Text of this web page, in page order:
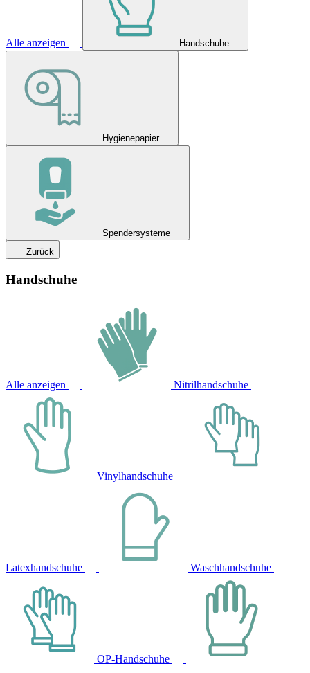
Alle anzeigen Handschuhe
Hygienepapier
Spendersysteme
Zurück
Handschuhe
Alle anzeigen Nitrilhandschuhe
Vinylhandschuhe
Latexhandschuhe Waschhandschuhe
OP-Handschuhe